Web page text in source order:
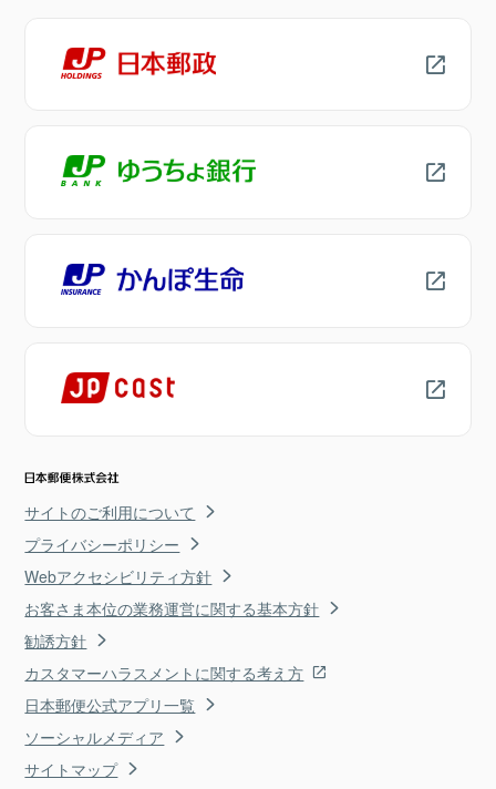
サイトのご利用について
プライバシーポリシー
Webアクセシビリティ方針
お客さま本位の業務運営に関する基本方針
勧誘方針
カスタマーハラスメントに関する考え方
日本郵便公式アプリ一覧
ソーシャルメディア
サイトマップ